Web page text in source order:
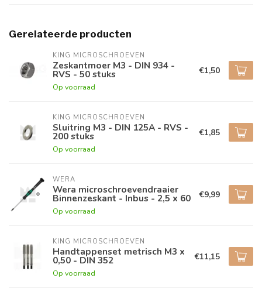
Gerelateerde producten
KING MICROSCHROEVEN
Zeskantmoer M3 - DIN 934 -
RVS - 50 stuks
Op voorraad
€1,50
KING MICROSCHROEVEN
Sluitring M3 - DIN 125A - RVS -
200 stuks
Op voorraad
€1,85
WERA
Wera microschroevendraaier
Binnenzeskant - Inbus - 2,5 x 60
Op voorraad
€9,99
KING MICROSCHROEVEN
Handtappenset metrisch M3 x
0,50 - DIN 352
Op voorraad
€11,15